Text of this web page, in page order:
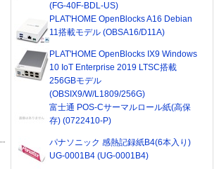
(FG-40F-BDL-US)
PLAT'HOME OpenBlocks A16 Debian
11搭載モデル (OBSA16/D11A)
PLAT'HOME OpenBlocks IX9 Windows
10 IoT Enterprise 2019 LTSC搭載
256GBモデル
(OBSIX9/W/L1809/256G)
富士通 POS-Cサーマルロール紙(高保
存) (0722410-P)
パナソニック 感熱記録紙B4(6本入り)
UG-0001B4 (UG-0001B4)